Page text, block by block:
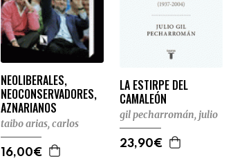
NEOLIBERALES,
NEOCONSERVADORES,
AZNARIANOS
taibo arias, carlos
16,00€
LA ESTIRPE DEL
CAMALEÓN
gil pecharromán, julio
23,90€